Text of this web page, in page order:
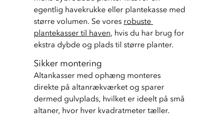
egentlig havekrukke eller plantekasse med
større volumen. Se vores robuste
plantekasser til haven, hvis du har brug for
ekstra dybde og plads til større planter.
Sikker montering
Altankasser med ophæng monteres
direkte på altanrækværket og sparer
dermed gulvplads, hvilket er ideelt på små
altaner, hvor hver kvadratmeter tæller.